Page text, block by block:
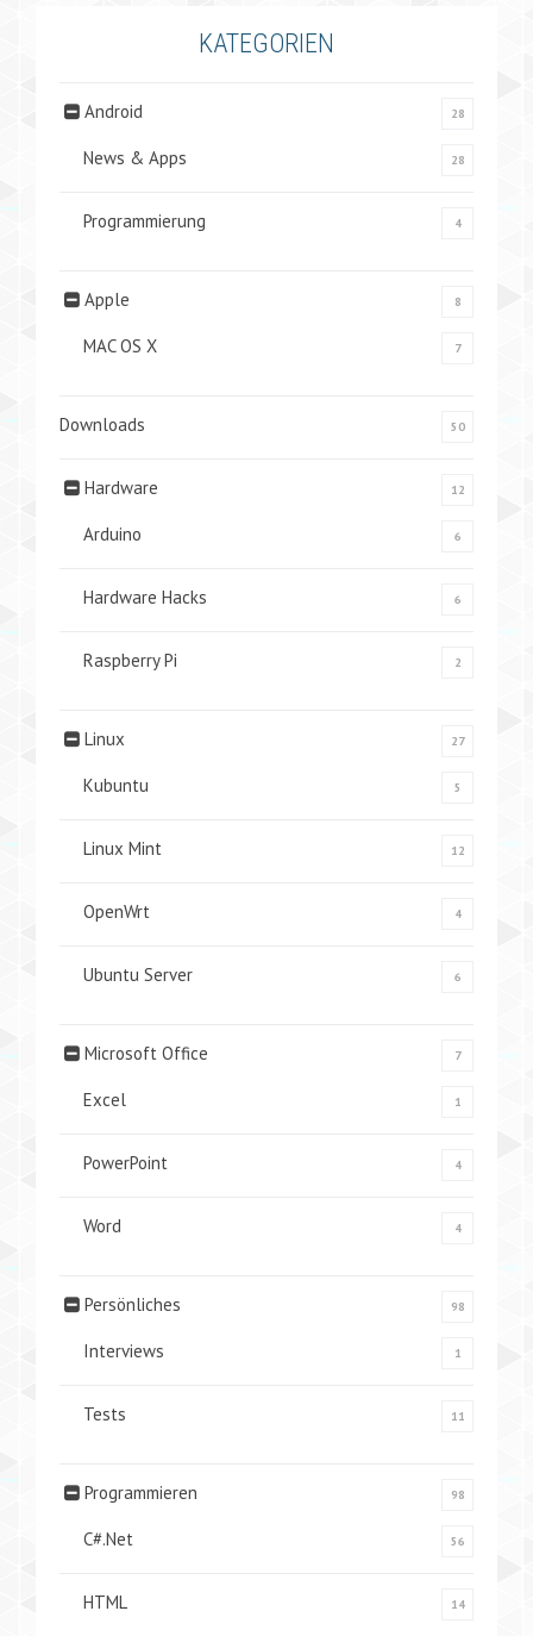
KATEGORIEN
Android 28
News & Apps 28
Programmierung 4
Apple 8
MAC OS X 7
Downloads 50
Hardware 12
Arduino 6
Hardware Hacks 6
Raspberry Pi 2
Linux 27
Kubuntu 5
Linux Mint 12
OpenWrt 4
Ubuntu Server 6
Microsoft Office 7
Excel 1
PowerPoint 4
Word 4
Persönliches 98
Interviews 1
Tests 11
Programmieren 98
C#.Net 56
HTML 14